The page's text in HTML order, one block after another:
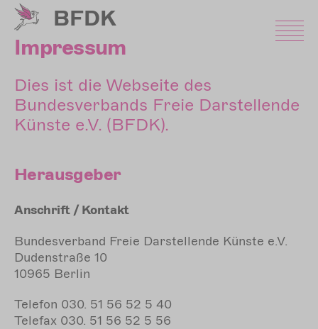
Direkt
zum
Inhalt
BFDK
Impressum
Dies ist die Webseite des
Bundesverbands Freie Darstellende
Künste e.V. (BFDK).
Herausgeber
Anschrift / Kontakt
Bundesverband Freie Darstellende Künste e.V.
Dudenstraße 10
10965 Berlin
Telefon 030. 51 56 52 5 40
Telefax 030. 51 56 52 5 56